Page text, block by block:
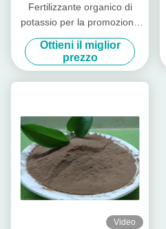
Fertilizzante organico di
potassio per la promozione
della colorazione della frutta
Ottieni il miglior
prezzo
Video